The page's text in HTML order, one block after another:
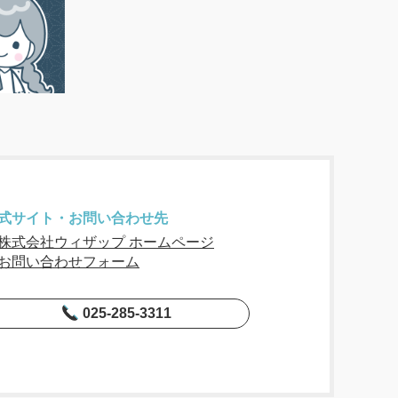
サイト・お問い合わせ先
式会社ウィザップ ホームページ
問い合わせフォーム
025-285-3311